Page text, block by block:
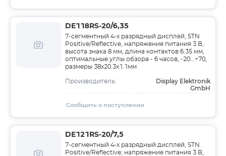
DE118RS-20/6,35
7-сегментный 4-х разрядный дисплей, STN
Positive/Reflective, напряжение питания 3 В,
высота знака 8 мм, длина контактов 6.35 мм,
оптимальные углы обзора - 6 часов, -20...+70,
размеры 38x20.3x1.1мм
Производитель:
Display Elektronik
GmbH
Сообщить о поступлении
DE121RS-20/7,5
7-сегментный 4-х разрядный дисплей, STN
Positive/Reflective; напряжение питания 3 В,